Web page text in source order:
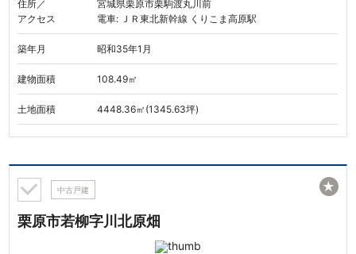
住所／
アクセス
宮城県栗原市栗駒渡丸川前
電車: ＪＲ東北新幹線 くりこま高原駅
築年月 昭和35年1月
建物面積 108.49㎡
土地面積 4448.36㎡(1345.63坪)
中古戸建
栗原市若柳字川北原畑
★